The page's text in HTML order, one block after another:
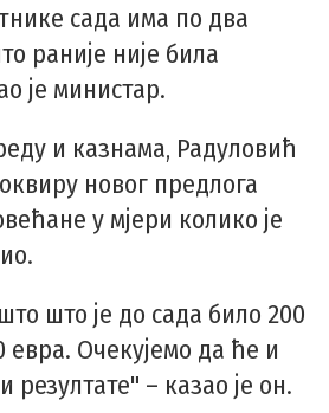
сада има по два
раније није била
је министар.
и казнама, Радуловић
новог предлога
у мјери колико је
што је до сада било 200
евра. Очекујемо да ће и
резултате" – казао је он.